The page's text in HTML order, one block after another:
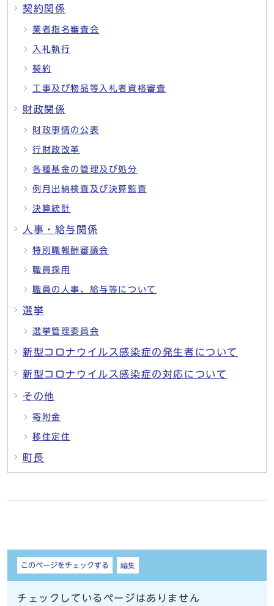
契約関係
業者指名審査会
入札執行
契約
工事及び物品等入札者資格審査
財政関係
財政事情の公表
行財政改革
各種基金の管理及び処分
例月出納検査及び決算監査
決算統計
人事・給与関係
特別職報酬審議会
職員採用
職員の人事、給与等について
選挙
選挙管理委員会
新型コロナウイルス感染症の発生者について
新型コロナウイルス感染症の対応について
その他
寄附金
移住定住
町長
しおり
このページをチェックする 編集
チェックしているページはありません